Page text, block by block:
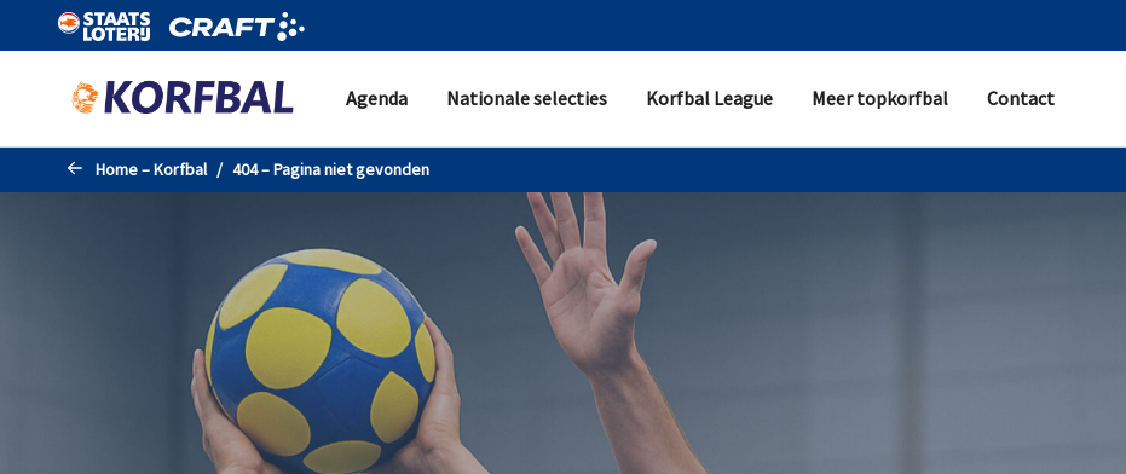
Naar de hoofdinhoud gaan
Agenda Nationale selecties Korfbal League Meer topkorfbal Contact
Home – Korfbal 404 – Pagina niet gevonden